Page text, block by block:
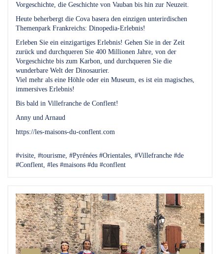
Vorgeschichte, die Geschichte von Vauban bis hin zur Neuzeit.
Heute beherbergt die Cova basera den einzigen unterirdischen
Themenpark Frankreichs: Dinopedia-Erlebnis!
Erleben Sie ein einzigartiges Erlebnis! Gehen Sie in der Zeit
zurück und durchqueren Sie 400 Millionen Jahre, von der
Vorgeschichte bis zum Karbon, und durchqueren Sie die
wunderbare Welt der Dinosaurier.
Viel mehr als eine Höhle oder ein Museum, es ist ein magisches,
immersives Erlebnis!
Bis bald in Villefranche de Conflent!
Anny und Arnaud
https://les-maisons-du-conflent.com
#visite, #tourisme, #Pyrénées #Orientales, #Villefranche #de
#Conflent, #les #maisons #du #conflent